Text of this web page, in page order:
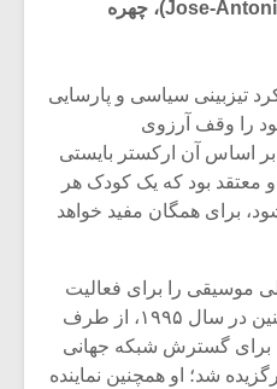
خوزه آنتونیو آبرئو (Jose-Antonio Abreu)، چهره
تیزبینی سیاسی و پارسایی
را وقف آرزوی
بر اساس آن ارکستر بایستی
و معتقد بود که یک کودک هر
برای همگان مفید خواهد
۱۹۷۹ جایزه ملی موسیقی را برای فعالیت
هایش دریافت کرد. وی همچنین در سال ۱۹۹۵، از طرف
برای گسترش شبکه جهانی
شد؛ او همچنین نماینده
موریس ژار